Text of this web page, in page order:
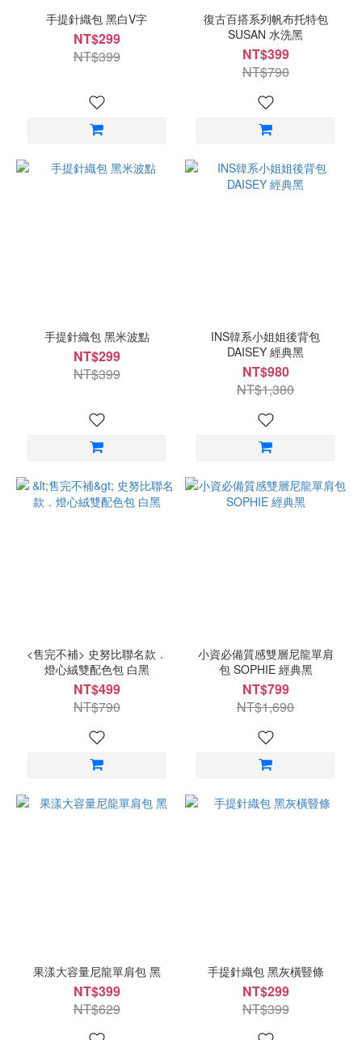
手提針織包 黑白V字
NT$299
NT$399
復古百搭系列帆布托特包
SUSAN 水洗黑
NT$399
NT$790
手提針織包 黑米波點
NT$299
NT$399
INS韓系小姐姐後背包
DAISEY 經典黑
NT$980
NT$1,380
<售完不補> 史努比聯名款．
燈心絨雙配色包 白黑
NT$499
NT$790
小資必備質感雙層尼龍單肩
包 SOPHIE 經典黑
NT$799
NT$1,690
果漾大容量尼龍單肩包 黑
NT$399
NT$629
手提針織包 黑灰橫豎條
NT$299
NT$399